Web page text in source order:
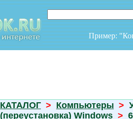
Пример:
КАТАЛОГ > Компьютеры >
(переустановка) Windows > 6